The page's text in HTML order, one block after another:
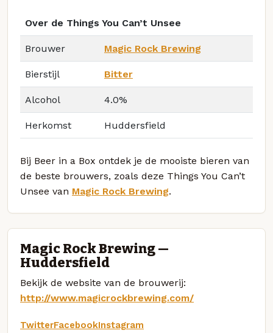
Over de Things You Can’t Unsee
Brouwer Magic Rock Brewing
Bierstijl Bitter
Alcohol 4.0%
Herkomst Huddersfield
Bij Beer in a Box ontdek je de mooiste bieren van
de beste brouwers, zoals deze Things You Can’t
Unsee van Magic Rock Brewing.
Magic Rock Brewing —
Huddersfield
Bekijk de website van de brouwerij:
http://www.magicrockbrewing.com/
TwitterFacebookInstagram